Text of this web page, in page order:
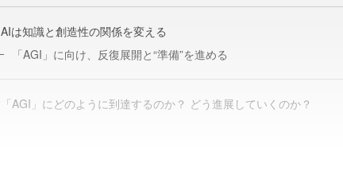
AIは知識と創造性の関係を変える
「AGI」に向け、反復展開と“準備”を進める
「AGI」にどのように到達するのか？ どう進展していくのか？